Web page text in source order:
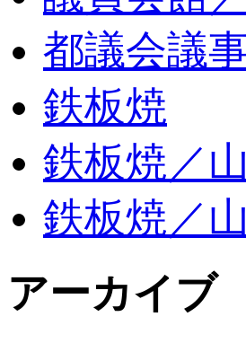
都議会議
鉄板焼
鉄板焼／
鉄板焼／
アーカイブ